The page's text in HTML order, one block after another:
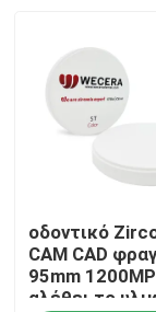
Προϊόντα
Βίντεο
οδοντικό
CAM CAD
95mm
αλέθει το